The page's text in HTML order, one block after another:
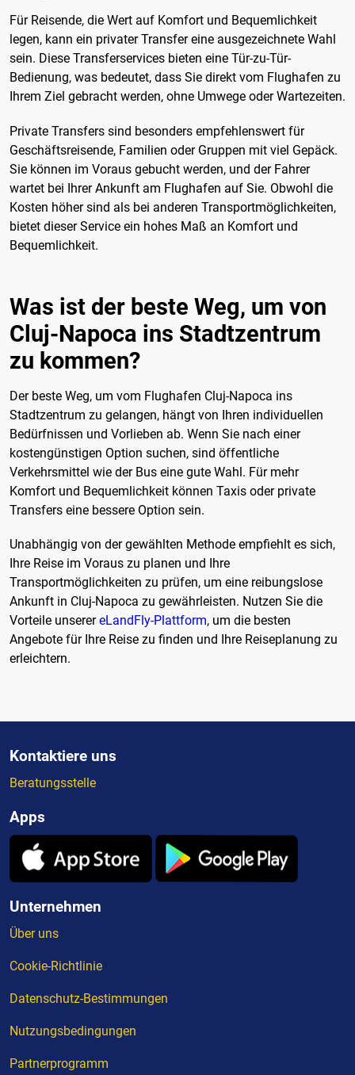
Für Reisende, die Wert auf Komfort und Bequemlichkeit
legen, kann ein privater Transfer eine ausgezeichnete Wahl
sein. Diese Transferservices bieten eine Tür-zu-Tür-
Bedienung, was bedeutet, dass Sie direkt vom Flughafen zu
Ihrem Ziel gebracht werden, ohne Umwege oder Wartezeiten.
Private Transfers sind besonders empfehlenswert für
Geschäftsreisende, Familien oder Gruppen mit viel Gepäck.
Sie können im Voraus gebucht werden, und der Fahrer
wartet bei Ihrer Ankunft am Flughafen auf Sie. Obwohl die
Kosten höher sind als bei anderen Transportmöglichkeiten,
bietet dieser Service ein hohes Maß an Komfort und
Bequemlichkeit.
Was ist der beste Weg, um von
Cluj-Napoca ins Stadtzentrum
zu kommen?
Der beste Weg, um vom Flughafen Cluj-Napoca ins
Stadtzentrum zu gelangen, hängt von Ihren individuellen
Bedürfnissen und Vorlieben ab. Wenn Sie nach einer
kostengünstigen Option suchen, sind öffentliche
Verkehrsmittel wie der Bus eine gute Wahl. Für mehr
Komfort und Bequemlichkeit können Taxis oder private
Transfers eine bessere Option sein.
Unabhängig von der gewählten Methode empfiehlt es sich,
Ihre Reise im Voraus zu planen und Ihre
Transportmöglichkeiten zu prüfen, um eine reibungslose
Ankunft in Cluj-Napoca zu gewährleisten. Nutzen Sie die
Vorteile unserereLandFly-Plattform, um die besten
Angebote für Ihre Reise zu finden und Ihre Reiseplanung zu
erleichtern.
Kontaktiere uns
Beratungsstelle
Apps
Unternehmen
Über uns
Cookie-Richtlinie
Datenschutz-Bestimmungen
Nutzungsbedingungen
Partnerprogramm